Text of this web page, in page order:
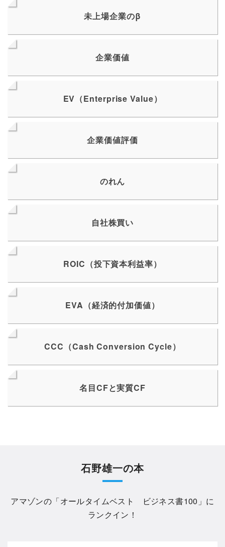
未上場企業のβ
企業価値
EV（Enterprise Value）
企業価値評価
のれん
自社株買い
ROIC（投下資本利益率）
EVA（経済的付加価値）
CCC（Cash Conversion Cycle）
名目CFと実質CF
石野雄一の本
アマゾンの「オールタイムベスト ビジネス書100 」に
ランクイン！